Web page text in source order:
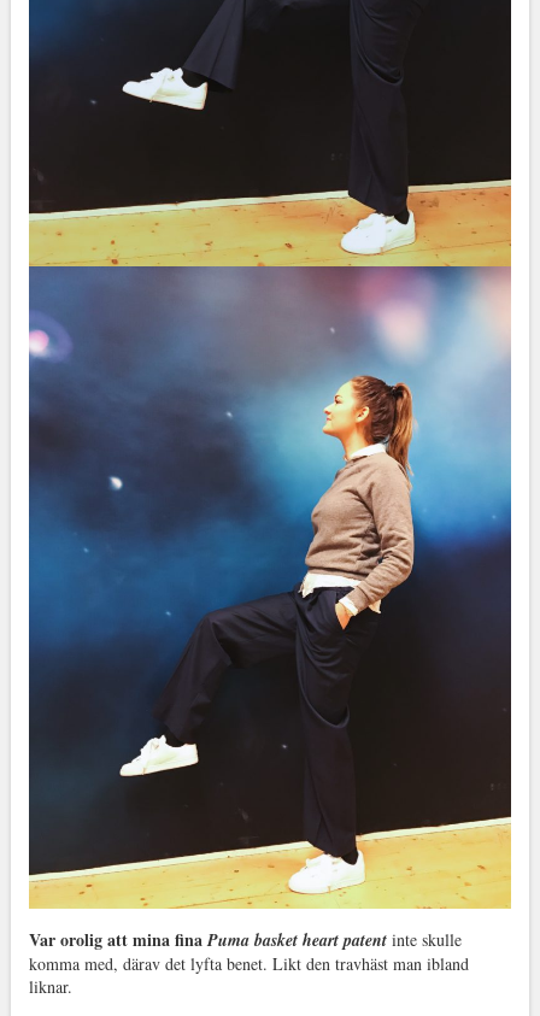
Var orolig att mina finaPuma basket heart patentinte skulle
komma med, därav det lyfta benet. Likt den travhäst man ibland
liknar.